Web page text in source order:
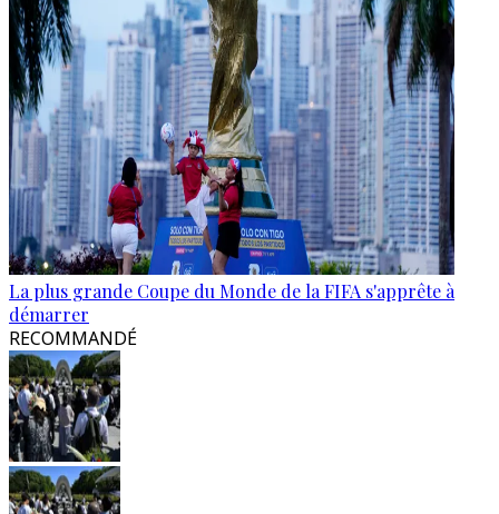
La plus grande Coupe du Monde de la FIFA s'apprête à
démarrer
RECOMMANDÉ